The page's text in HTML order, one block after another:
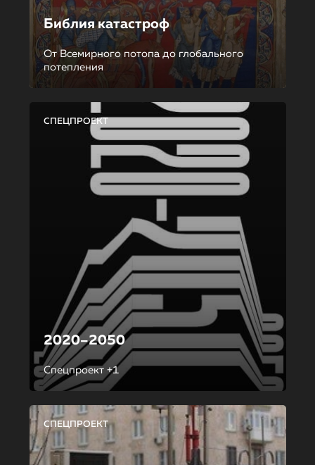
Библия катастроф
От Всемирного потопа до глобального
потепления
СПЕЦПРОЕКТ
2020–2050
Спецпроект +1
СПЕЦПРОЕКТ